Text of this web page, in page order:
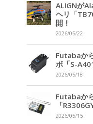
ALIGNが
ヘリ「
開！
2026/05/22
Futabaか
ボ「S-
2026/05/18
Futabaか
「
2026/05/15